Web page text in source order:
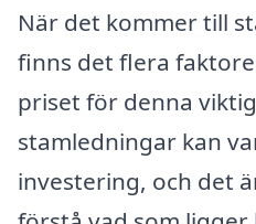
När det kommer till
finns det flera
priset för denna
stamledningar kan
investering, och det